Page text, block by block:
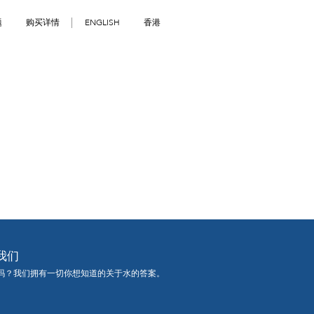
购买详情 ENGLISH 香港
们
？我们拥有一切你想知道的关于水的答案。